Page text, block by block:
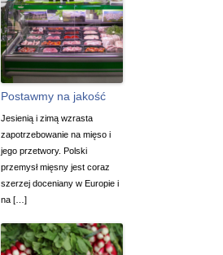
Postawmy na jakość
Jesienią i zimą wzrasta
zapotrzebowanie na mięso i
jego przetwory. Polski
przemysł mięsny jest coraz
szerzej doceniany w Europie i
na […]